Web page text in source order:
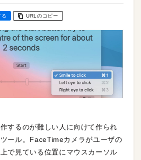
る URLのコピー
するのが難しい人に向けて作られ
ール。FaceTimeカメラがユーザの
で見ている位置にマウスカーソル